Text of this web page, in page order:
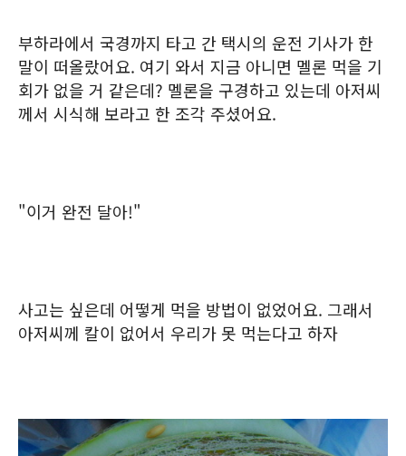
부하라에서 국경까지 타고 간 택시의 운전 기사가 한
말이 떠올랐어요. 여기 와서 지금 아니면 멜론 먹을 기
회가 없을 거 같은데? 멜론을 구경하고 있는데 아저씨
께서 시식해 보라고 한 조각 주셨어요.
"이거 완전 달아!"
사고는 싶은데 어떻게 먹을 방법이 없었어요. 그래서
아저씨께 칼이 없어서 우리가 못 먹는다고 하자